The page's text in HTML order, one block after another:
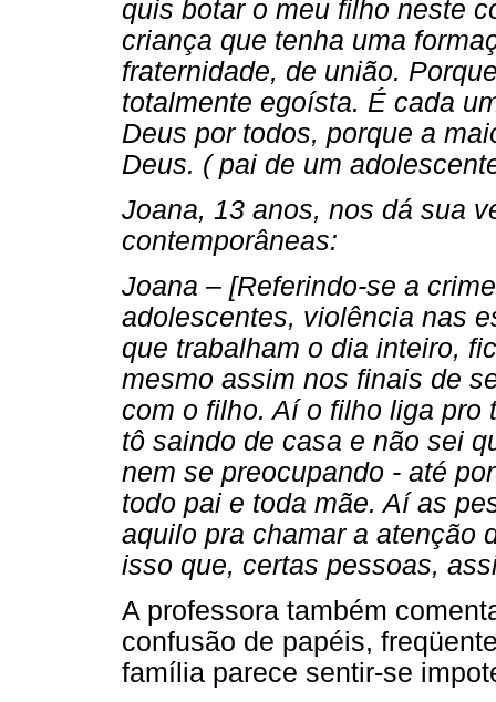
quis botar o meu filho neste
criança que tenha uma
fraternidade, de união.
totalmente egoísta. É cada
Deus por todos, porque a
Deus. ( pai de um
Joana, 13 anos, nos dá sua
contemporâneas:
Joana – [Referindo-se a
adolescentes, violência nas
que trabalham o dia inteiro,
mesmo assim nos finais de
com o filho. Aí o filho liga pro
tô saindo de casa e não sei
nem se preocupando - até
todo pai e toda mãe. Aí as
aquilo pra chamar a atenção
isso que, certas pessoas,
A professora também
confusão de papéis,
família parece sentir-se